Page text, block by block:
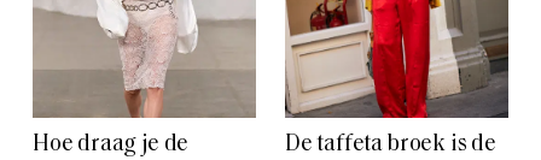
Hoe draag je de
De taffeta broek is de